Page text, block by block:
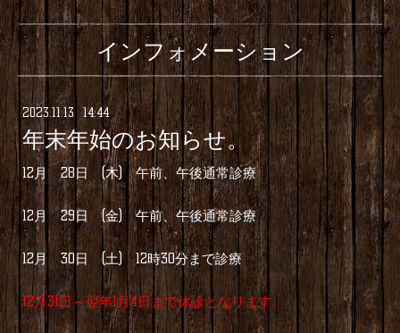
インフォメーション
2023 11.13 14:44
年末年始のお知らせ。
12月 28日 (木) 午前、午後通常診療
12月 29日 (金) 午前、午後通常診療
12月 30日 (土) 12時30分まで診療
12月31日～翌年1月4日まで休診となります。